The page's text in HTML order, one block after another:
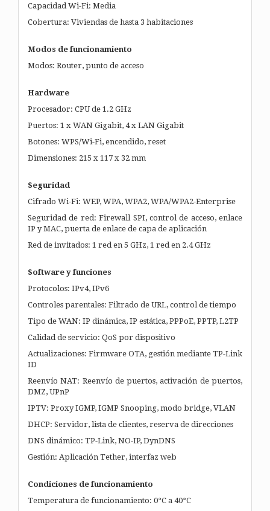
Capacidad Wi-Fi: Media
Cobertura: Viviendas de hasta 3 habitaciones
Modos de funcionamiento
Modos: Router, punto de acceso
Hardware
Procesador: CPU de 1.2 GHz
Puertos: 1 x WAN Gigabit, 4 x LAN Gigabit
Botones: WPS/Wi-Fi, encendido, reset
Dimensiones: 215 x 117 x 32 mm
Seguridad
Cifrado Wi-Fi: WEP, WPA, WPA2, WPA/WPA2-Enterprise
Seguridad de red: Firewall SPI, control de acceso, enlace
IP y MAC, puerta de enlace de capa de aplicación
Red de invitados: 1 red en 5 GHz, 1 red en 2.4 GHz
Software y funciones
Protocolos: IPv4, IPv6
Controles parentales: Filtrado de URL, control de tiempo
Tipo de WAN: IP dinámica, IP estática, PPPoE, PPTP, L2TP
Calidad de servicio: QoS por dispositivo
Actualizaciones: Firmware OTA, gestión mediante TP-Link
ID
Reenvío NAT: Reenvío de puertos, activación de puertos,
DMZ, UPnP
IPTV: Proxy IGMP, IGMP Snooping, modo bridge, VLAN
DHCP: Servidor, lista de clientes, reserva de direcciones
DNS dinámico: TP-Link, NO-IP, DynDNS
Gestión: Aplicación Tether, interfaz web
Condiciones de funcionamiento
Temperatura de funcionamiento: 0°C a 40°C